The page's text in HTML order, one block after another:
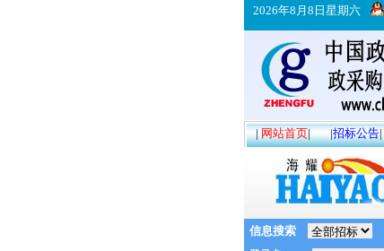
2026年8月8日星期六
|网站首页| |招标公告|
信息搜索